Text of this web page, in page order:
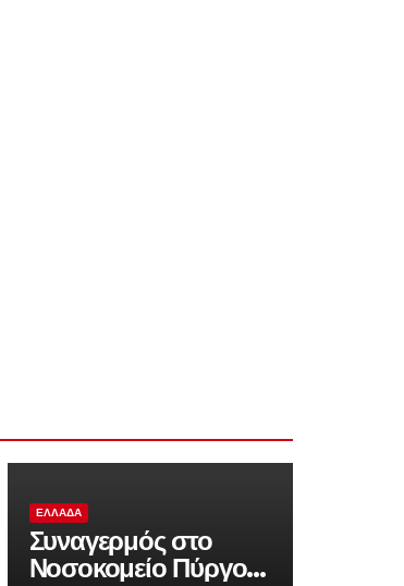
ΕΛΛΆΔΑ
Συναγερμός στο
Νοσοκομείο Πύργου,